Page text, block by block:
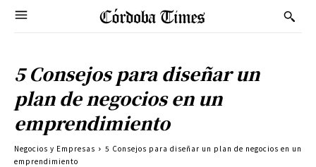
5 Consejos para diseñar un
plan de negocios en un
emprendimiento
Negocios y Empresas
5 Consejos para diseñar un plan de negocios en un
emprendimiento